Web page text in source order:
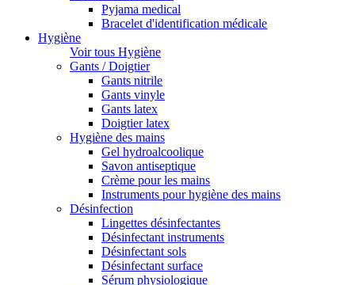
Pyjama medical
Bracelet d'identification médicale
Hygiène
Voir tous Hygiène
Gants / Doigtier
Gants nitrile
Gants vinyle
Gants latex
Doigtier latex
Hygiène des mains
Gel hydroalcoolique
Savon antiseptique
Crème pour les mains
Instruments pour hygiène des mains
Désinfection
Lingettes désinfectantes
Désinfectant instruments
Désinfectant sols
Désinfectant surface
Sérum physiologique